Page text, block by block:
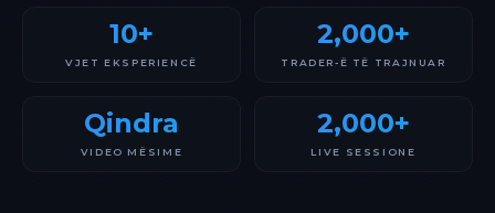
10+
VJET EKSPERIENCË
2,000+
TRADER-Ë TË TRAJNUAR
Qindra
VIDEO MËSIME
2,000+
LIVE SESSIONE